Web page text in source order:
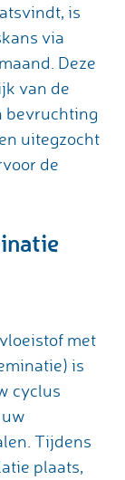
is
via
Deze
van de
bevruchting
uitegzocht
de
met
is
cyclus
Tijdens
plaats,